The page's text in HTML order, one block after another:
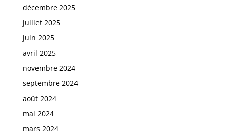
décembre 2025
juillet 2025
juin 2025
avril 2025
novembre 2024
septembre 2024
août 2024
mai 2024
mars 2024